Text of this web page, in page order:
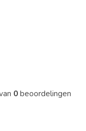
0beoordelingen